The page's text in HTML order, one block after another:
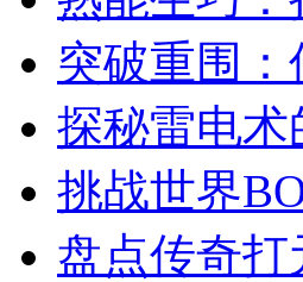
突破重围
探秘雷电
挑战世界
盘点传奇